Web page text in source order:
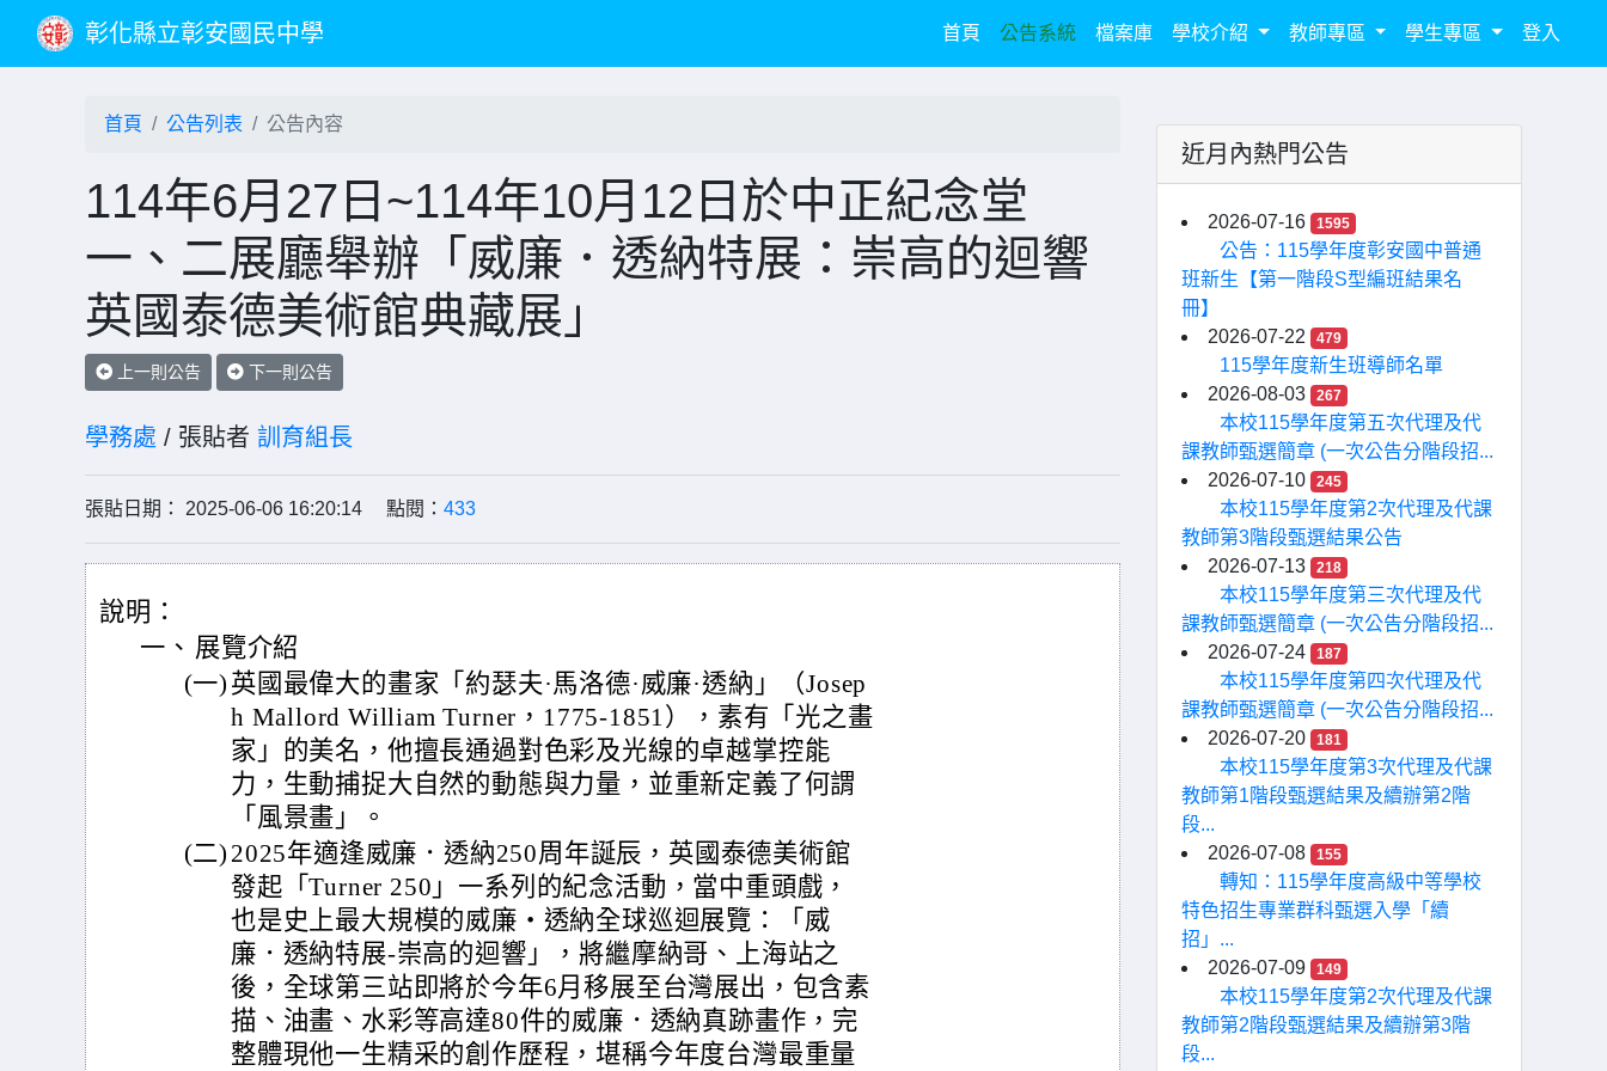
彰化縣立彰安國民中學 首頁(current)
公告系統 檔案庫 學校介紹 教師專區 學生專區 登入
首頁 公告列表 公告內容
114年6月27日~114年10月12日於中正紀念堂
一、二展廳舉辦「威廉．透納特展：崇高的迴響
英國泰德美術館典藏展」
上一則公告 下一則公告
學務處 / 張貼者 訓育組長
張貼日期： 2025-06-06 16:20:14 點閱： 433
說明：
一、 展覽介紹
(一) 英國最偉大的畫家「約瑟夫·馬洛德·威廉·透納」（Josep
h Mallord William Turner，1775-1851），素有「光之畫
家」的美名，他擅長通過對色彩及光線的卓越掌控能
力，生動捕捉大自然的動態與力量，並重新定義了何謂
「風景畫」。
(二) 2025年適逢威廉．透納250周年誕辰，英國泰德美術館
發起「Turner 250」一系列的紀念活動，當中重頭戲，
也是史上最大規模的威廉・透納全球巡迴展覽：「威
廉．透納特展-崇高的迴響」，將繼摩納哥、上海站之
後，全球第三站即將於今年6月移展至台灣展出，包含素
描、油畫、水彩等高達80件的威廉．透納真跡畫作，完
整體現他一生精采的創作歷程，堪稱今年度台灣最重量
近月內熱門公告
2026-07-16 1595
公告：115學年度彰安國中普通
班新生【第一階段S型編班結果名
冊】
2026-07-22
479
115學年度新生班導師名單
2026-08-03
267
本校115學年度第五次代理及代
課教師甄選簡章 (一次公告分階段招...
2026-07-10
245
本校115學年度第2次代理及代課
教師第3階段甄選結果公告
2026-07-13
218
本校115學年度第三次代理及代
課教師甄選簡章 (一次公告分階段招...
2026-07-24
187
本校115學年度第四次代理及代
課教師甄選簡章 (一次公告分階段招...
2026-07-20
181
本校115學年度第3次代理及代課
教師第1階段甄選結果及續辦第2階
段...
2026-07-08
155
轉知：115學年度高級中等學校
特色招生專業群科甄選入學「續
招」...
2026-07-09
149
本校115學年度第2次代理及代課
教師第2階段甄選結果及續辦第3階
段...